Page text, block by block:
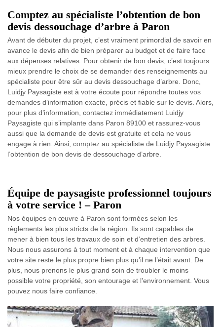
Comptez au spécialiste l’obtention de bon
devis dessouchage d’arbre à Paron
Avant de débuter du projet, c’est vraiment primordial de savoir en
avance le devis afin de bien préparer au budget et de faire face
aux dépenses relatives. Pour obtenir de bon devis, c’est toujours
mieux prendre le choix de se demander des renseignements au
spécialiste pour être sûr au devis dessouchage d’arbre. Donc,
Luidjy Paysagiste est à votre écoute pour répondre toutes vos
demandes d’information exacte, précis et fiable sur le devis. Alors,
pour plus d’information, contactez immédiatement Luidjy
Paysagiste qui s’implante dans Paron 89100 et rassurez-vous
aussi que la demande de devis est gratuite et cela ne vous
engage à rien. Ainsi, comptez au spécialiste de Luidjy Paysagiste
l’obtention de bon devis de dessouchage d’arbre.
Équipe de paysagiste professionnel toujours
à votre service ! – Paron
Nos équipes en œuvre à Paron sont formées selon les
règlements les plus stricts de la région. Ils sont capables de
mener à bien tous les travaux de soin et d’entretien des arbres.
Nous nous assurons à tout moment et à chaque intervention que
votre site reste le plus propre bien plus qu’il ne l’était avant. De
plus, nous prenons le plus grand soin de troubler le moins
possible votre propriété, son entourage et l'environnement. Vous
pouvez nous faire confiance.